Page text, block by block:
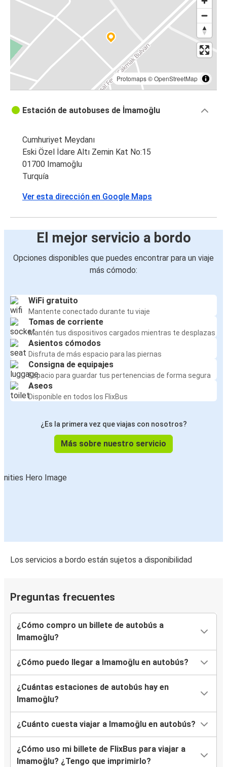
Protomaps©OpenStreetMap
Estación de autobuses de İmamoğlu
Cumhuriyet Meydanı
Eski Özel İdare Altı Zemin Kat No:15
01700 Imamoğlu
Turquía
Ver esta dirección en Google Maps
El mejor servicio a bordo
Opciones disponibles que puedes encontrar para un viaje
más cómodo:
WiFi gratuito
Mantente conectado durante tu viaje
Tomas de corriente
Mantén tus dispositivos cargados mientras te desplazas
Asientos cómodos
Disfruta de más espacio para las piernas
Consigna de equipajes
Espacio para guardar tus pertenencias de forma segura
Aseos
Disponible en todos los FlixBus
¿Es la primera vez que viajas con nosotros?
Más sobre nuestro servicio
Los servicios a bordo están sujetos a disponibilidad
Preguntas frecuentes
¿Cómo compro un billete de autobús a
Imamoğlu?
¿Cómo puedo llegar a Imamoğlu en autobús?
¿Cuántas estaciones de autobús hay en
Imamoğlu?
¿Cuánto cuesta viajar a Imamoğlu en autobús?
¿Cómo uso mi billete de FlixBus para viajar a
Imamoğlu? ¿Tengo que imprimirlo?